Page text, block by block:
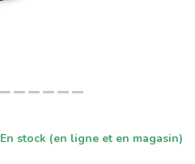
En stock (en ligne et en magasin)